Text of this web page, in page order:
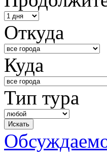
Откуда
Куда
Тип тура